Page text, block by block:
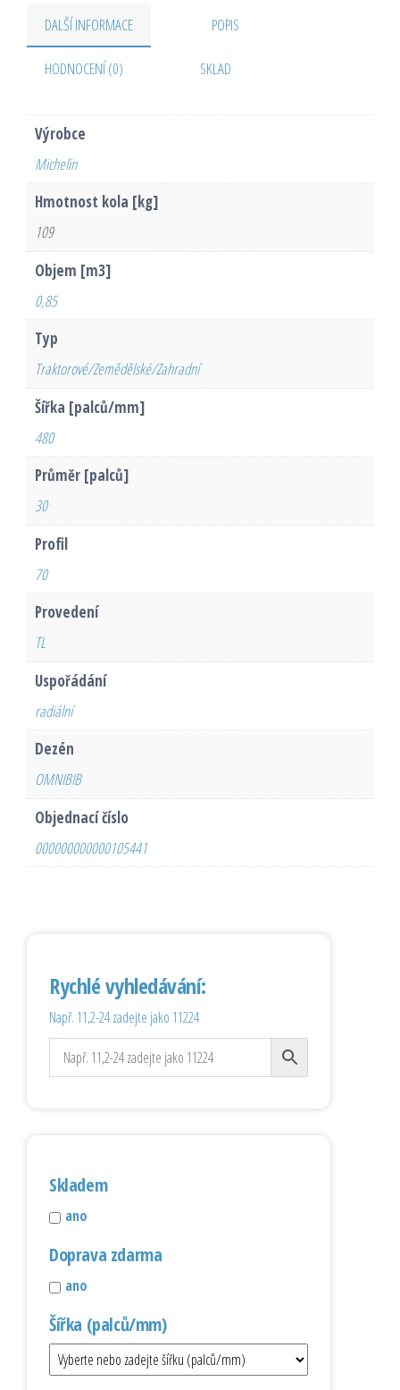
DALŠÍ INFORMACE POPIS
HODNOCENÍ (0) SKLAD
Výrobce
Michelin
Hmotnost kola [kg]
109
Objem [m3]
0,85
Typ
Traktorové/Zemědělské/Zahradní
Šířka [palců/mm]
480
Průměr [palců]
30
Profil
70
Provedení
TL
Uspořádání
radiální
Dezén
OMNIBIB
Objednací číslo
000000000000105441
Rychlé vyhledávání:
Např. 11,2-24 zadejte jako 11224
Skladem
ano
Doprava zdarma
ano
Šířka (palců/mm)